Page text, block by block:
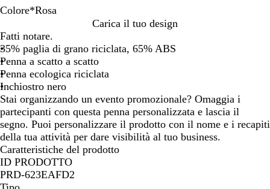
Colore*Rosa
r
a
n
c
i
o
n
e
o
s
a
Carica il tuo design
Fatti notare.
35% paglia di grano riciclata, 65% ABS
Penna a scatto a scatto
Penna ecologica riciclata
Inchiostro nero
Stai organizzando un evento promozionale? Omaggia i
partecipanti con questa penna personalizzata e lascia il
segno. Puoi personalizzare il prodotto con il nome e i recapiti
della tua attività per dare visibilità al tuo business.
Caratteristiche del prodotto
ID PRODOTTO
PRD-623EAFD2